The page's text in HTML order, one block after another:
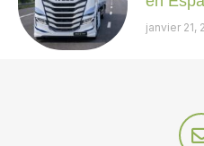
janvier 21,